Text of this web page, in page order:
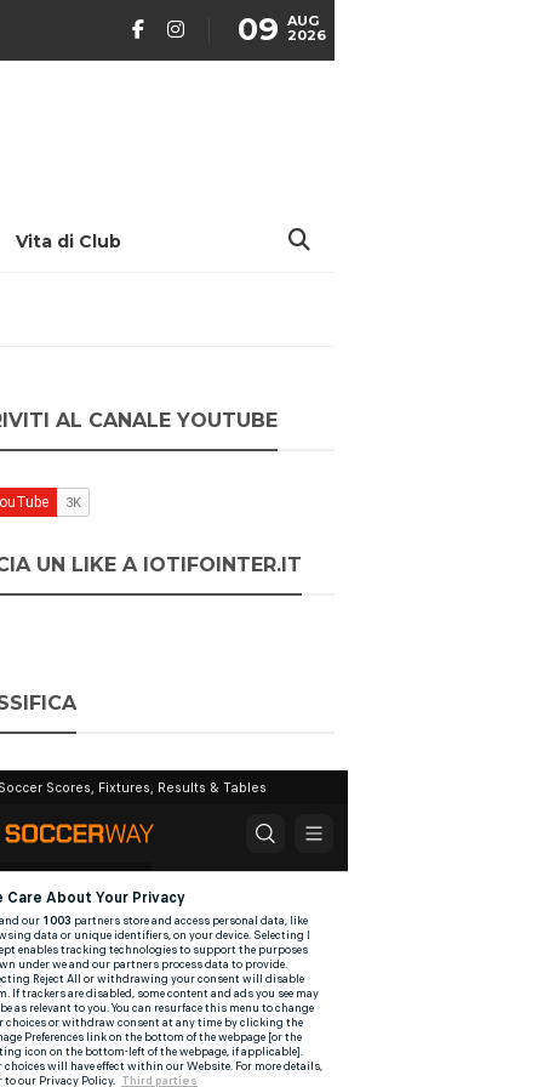
09 AUG
2026
Vita di Club
AL CANALE YOUTUBE
UN LIKE A IOTIFOINTER.IT